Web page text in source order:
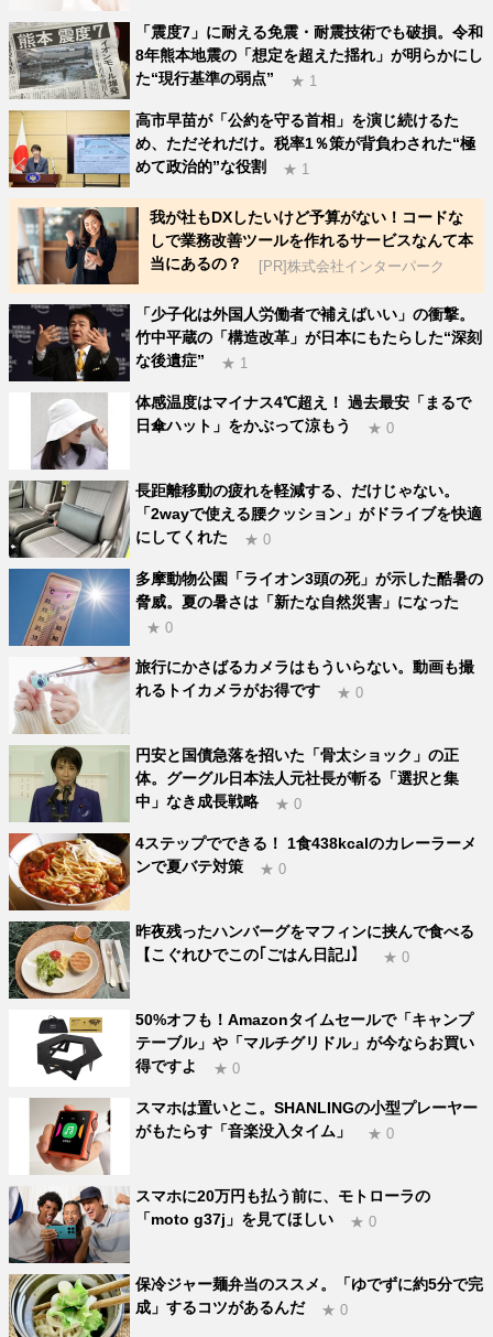
「震度7」に耐える免震・耐震技術でも破損。令和
8年熊本地震の「想定を超えた揺れ」が明らかにし
た“現行基準の弱点”
★ 1
高市早苗が「公約を守る首相」を演じ続けるた
め、ただそれだけ。税率1％策が背負わされた“極
めて政治的”な役割
★ 1
我が社もDXしたいけど予算がない！コードな
しで業務改善ツールを作れるサービスなんて本
当にあるの？
[PR]株式会社インターパーク
「少子化は外国人労働者で補えばいい」の衝撃。
竹中平蔵の「構造改革」が日本にもたらした“深刻
な後遺症”
★ 1
体感温度はマイナス4℃超え！ 過去最安「まるで
日傘ハット」をかぶって涼もう
★ 0
長距離移動の疲れを軽減する、だけじゃない。
「2wayで使える腰クッション」がドライブを快適
にしてくれた
★ 0
多摩動物公園「ライオン3頭の死」が示した酷暑の
脅威。夏の暑さは「新たな自然災害」になった
★ 0
旅行にかさばるカメラはもういらない。動画も撮
れるトイカメラがお得です
★ 0
円安と国債急落を招いた「骨太ショック」の正
体。グーグル日本法人元社長が斬る「選択と集
中」なき成長戦略
★ 0
4ステップでできる！ 1食438kcalのカレーラーメ
ンで夏バテ対策
★ 0
昨夜残ったハンバーグをマフィンに挟んで食べる
【こぐれひでこの｢ごはん日記｣】
★ 0
50%オフも！Amazonタイムセールで「キャンプ
テーブル」や「マルチグリドル」が今ならお買い
得ですよ
★ 0
スマホは置いとこ。SHANLINGの小型プレーヤー
がもたらす「音楽没入タイム」
★ 0
スマホに20万円も払う前に、モトローラの
「moto g37j」を見てほしい
★ 0
保冷ジャー麺弁当のススメ。「ゆでずに約5分で完
成」するコツがあるんだ
★ 0